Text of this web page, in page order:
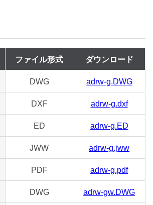
ファイル形式 ダウンロード
DWG adrw-g.DWG
DXF adrw-g.dxf
ED adrw-g.ED
JWW adrw-g.jww
PDF adrw-g.pdf
DWG adrw-gw.DWG